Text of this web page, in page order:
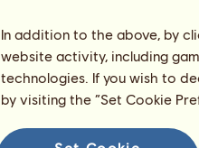
In addition to the above, by
website activity, including
technologies. If you wish to
by visiting the “Set Cookie